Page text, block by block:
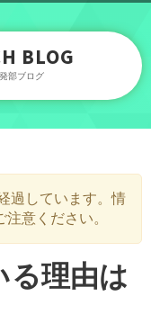
BLOG
部ブログ
過しています。情
意ください。
る理由は